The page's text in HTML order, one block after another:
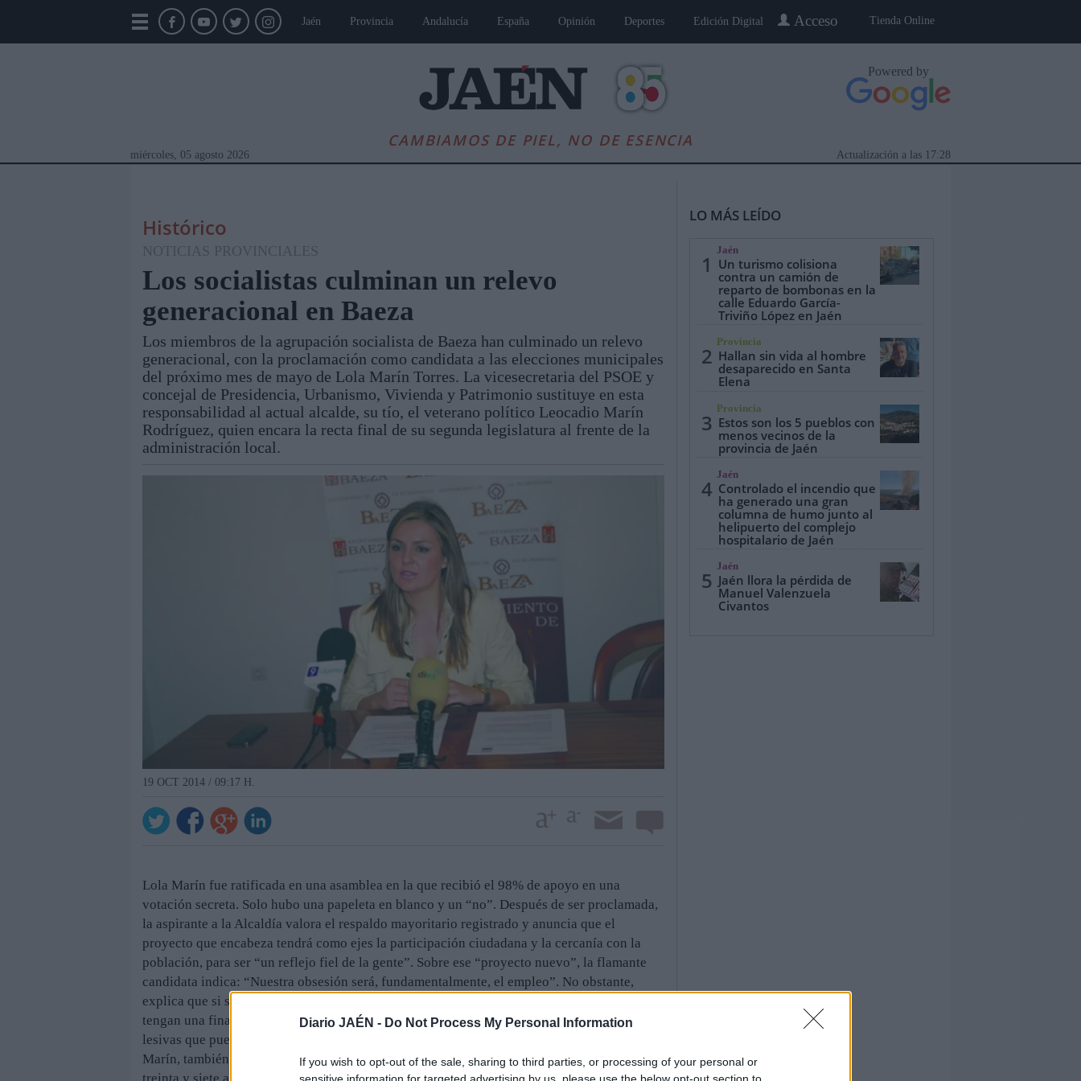
Diario JAÉN - Do Not Process My Personal Information
If you wish to opt-out of the sale, sharing to third parties, or processing of your personal or
sensitive information for targeted advertising by us, please use the below opt-out section to
Tienda Online
Acceso
Jaén Provincia Andalucía España Opinión Deportes Edición Digital
CAMBIAMOS DE PIEL, NO DE ESENCIA
Powered by
miércoles, 05 agosto 2026 17:28
Actualización a las
Módulos Portada Jaén Provincia Linares Andalucía Jaén, Pueblo a Pueblo Gente
Histórico
NOTICIAS PROVINCIALES
Los socialistas culminan un relevo
generacional en Baeza
Los miembros de la agrupación socialista de Baeza han culminado un relevo
generacional, con la proclamación como candidata a las elecciones municipales
del próximo mes de mayo de Lola Marín Torres. La vicesecretaria del PSOE y
concejal de Presidencia, Urbanismo, Vivienda y Patrimonio sustituye en esta
responsabilidad al actual alcalde, su tío, el veterano político Leocadio Marín
Rodríguez, quien encara la recta final de su segunda legislatura al frente de la
administración local.
19 OCT 2014 / 09:17 H.
Lola Marín fue ratificada en una asamblea en la que recibió el 98% de apoyo en una
votación secreta. Solo hubo una papeleta en blanco y un “no”. Después de ser proclamada,
la aspirante a la Alcaldía valora el respaldo mayoritario registrado y anuncia que el
proyecto que encabeza tendrá como ejes la participación ciudadana y la cercanía con la
población, para ser “un reflejo fiel de la gente”. Sobre ese “proyecto nuevo”, la flamante
candidata indica: “Nuestra obsesión será, fundamentalmente, el empleo”. No obstante,
explica que si sale elegida alcaldesa centrará sus esfuerzos en que los ayuntamientos
tengan una financiación justa, en mantener los servicios y en evitar las consecuencias
lesivas que pueden generar varias leyes que prepara el Gobierno del PP.
Marín, también teniente de alcalde, es funcionaria de carrera, en concreto maestra. Tiene
LO MÁS LEÍDO
1
Jaén
Un turismo colisiona
contra un camión de
reparto de bombonas en la
calle Eduardo García-
Triviño López en Jaén
2
Provincia
Hallan sin vida al hombre
desaparecido en Santa
Elena
3
Provincia
Estos son los 5 pueblos con
menos vecinos de la
provincia de Jaén
4
Jaén
Controlado el incendio que
ha generado una gran
columna de humo junto al
helipuerto del complejo
hospitalario de Jaén
5
Jaén
Jaén llora la pérdida de
Manuel Valenzuela
Civantos